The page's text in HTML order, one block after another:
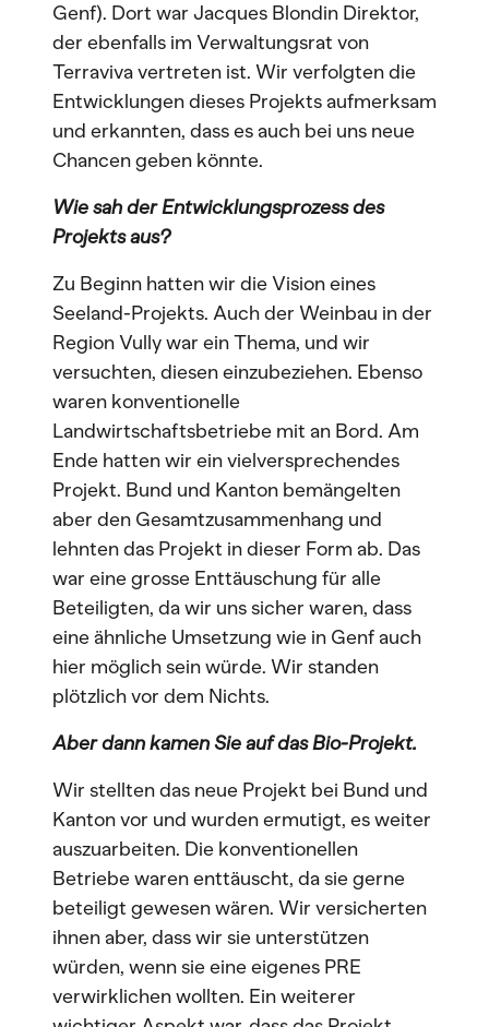
Genf). Dort war Jacques Blondin Direktor,
der ebenfalls im Verwaltungsrat von
Terraviva vertreten ist. Wir verfolgten die
Entwicklungen dieses Projekts aufmerksam
und erkannten, dass es auch bei uns neue
Chancen geben könnte.
Wie sah der Entwicklungsprozess des
Projekts aus?
Zu Beginn hatten wir die Vision eines
Seeland-Projekts. Auch der Weinbau in der
Region Vully war ein Thema, und wir
versuchten, diesen einzubeziehen. Ebenso
waren konventionelle
Landwirtschaftsbetriebe mit an Bord. Am
Ende hatten wir ein vielversprechendes
Projekt. Bund und Kanton bemängelten
aber den Gesamtzusammenhang und
lehnten das Projekt in dieser Form ab. Das
war eine grosse Enttäuschung für alle
Beteiligten, da wir uns sicher waren, dass
eine ähnliche Umsetzung wie in Genf auch
hier möglich sein würde. Wir standen
plötzlich vor dem Nichts.
Aber dann kamen Sie auf das Bio-Projekt.
Wir stellten das neue Projekt bei Bund und
Kanton vor und wurden ermutigt, es weiter
auszuarbeiten. Die konventionellen
Betriebe waren enttäuscht, da sie gerne
beteiligt gewesen wären. Wir versicherten
ihnen aber, dass wir sie unterstützen
würden, wenn sie eine eigenes PRE
verwirklichen wollten. Ein weiterer